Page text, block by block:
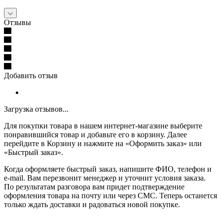
Отзывы
Добавить отзыв
Загрузка отзывов...
Для покупки товара в нашем интернет-магазине выберите
понравившийся товар и добавьте его в корзину. Далее
перейдите в Корзину и нажмите на «Оформить заказ» или
«Быстрый заказ».
Когда оформляете быстрый заказ, напишите ФИО, телефон и
e-mail. Вам перезвонит менеджер и уточнит условия заказа.
По результатам разговора вам придет подтверждение
оформления товара на почту или через СМС. Теперь останется
только ждать доставки и радоваться новой покупке.